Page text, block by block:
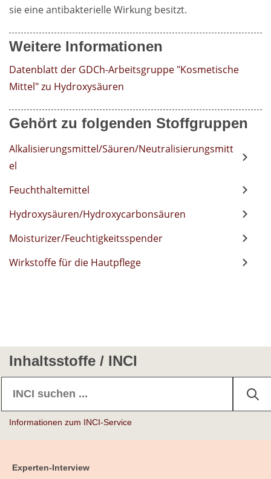
sie eine antibakterielle Wirkung besitzt.
Weitere Informationen
Datenblatt der GDCh-Arbeitsgruppe "Kosmetische
Mittel" zu Hydroxysäuren
Gehört zu folgenden Stoffgruppen
Alkalisierungsmittel/Säuren/Neutralisierungsmitt
el
Feuchthaltemittel
Hydroxysäuren/Hydroxycarbonsäuren
Moisturizer/Feuchtigkeitsspender
Wirkstoffe für die Hautpflege
Inhaltsstoffe / INCI
Informationen zum INCI-Service
Experten-Interview